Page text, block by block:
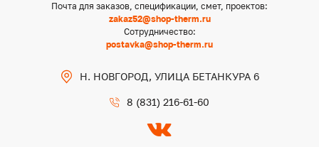
Почта для заказов, спецификации, смет, проектов:
zakaz52@shop-therm.ru
Сотрудничество:
postavka@shop-therm.ru
Н. НОВГОРОД, УЛИЦА БЕТАНКУРА 6
8 (831) 216-61-60